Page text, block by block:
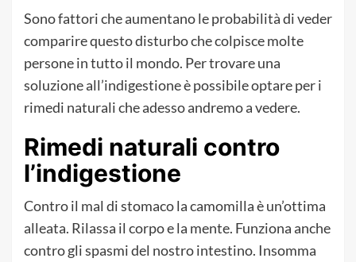
Sono fattori che aumentano le probabilità di veder
comparire questo disturbo che colpisce molte
persone in tutto il mondo. Per trovare una
soluzione all’indigestione è possibile optare per i
rimedi naturali che adesso andremo a vedere.
Rimedi naturali contro
l’indigestione
Contro il mal di stomaco la camomilla è un’ottima
alleata. Rilassa il corpo e la mente. Funziona anche
contro gli spasmi del nostro intestino. Insomma